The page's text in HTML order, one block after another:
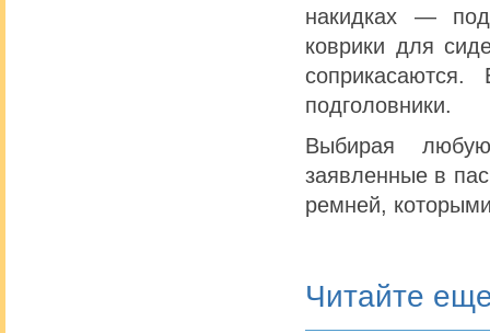
накидках —
коврики для
подголовники.
Выбирая
заявленные в
ремней,
Читайте